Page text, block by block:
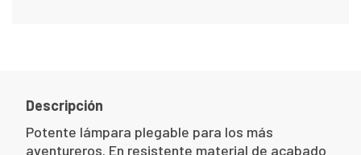
Descripción
Potente lámpara plegable para los más
aventureros. En resistente material de acabado